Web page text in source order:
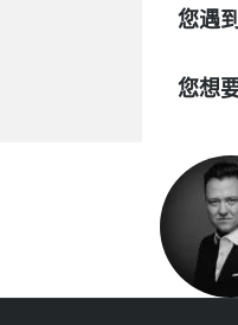
您遇
您想